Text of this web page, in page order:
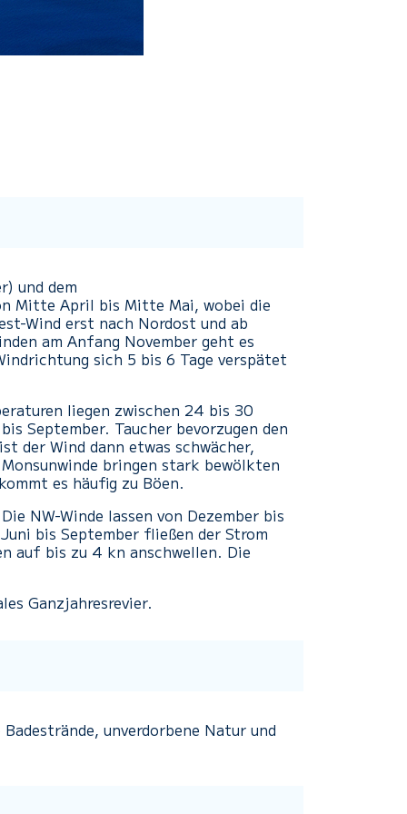
und dem
Mitte April bis Mitte Mai, wobei die
Wind erst nach Nordost und ab
am Anfang November geht es
sich 5 bis 6 Tage verspätet
liegen zwischen 24 bis 30
September. Taucher bevorzugen den
der Wind dann etwas schwächer,
bringen stark bewölkten
es häufig zu Böen.
Die NW-Winde lassen von Dezember bis
bis September fließen der Strom
auf bis zu 4 kn anschwellen. Die
Ganzjahresrevier.
unverdorbene Natur und